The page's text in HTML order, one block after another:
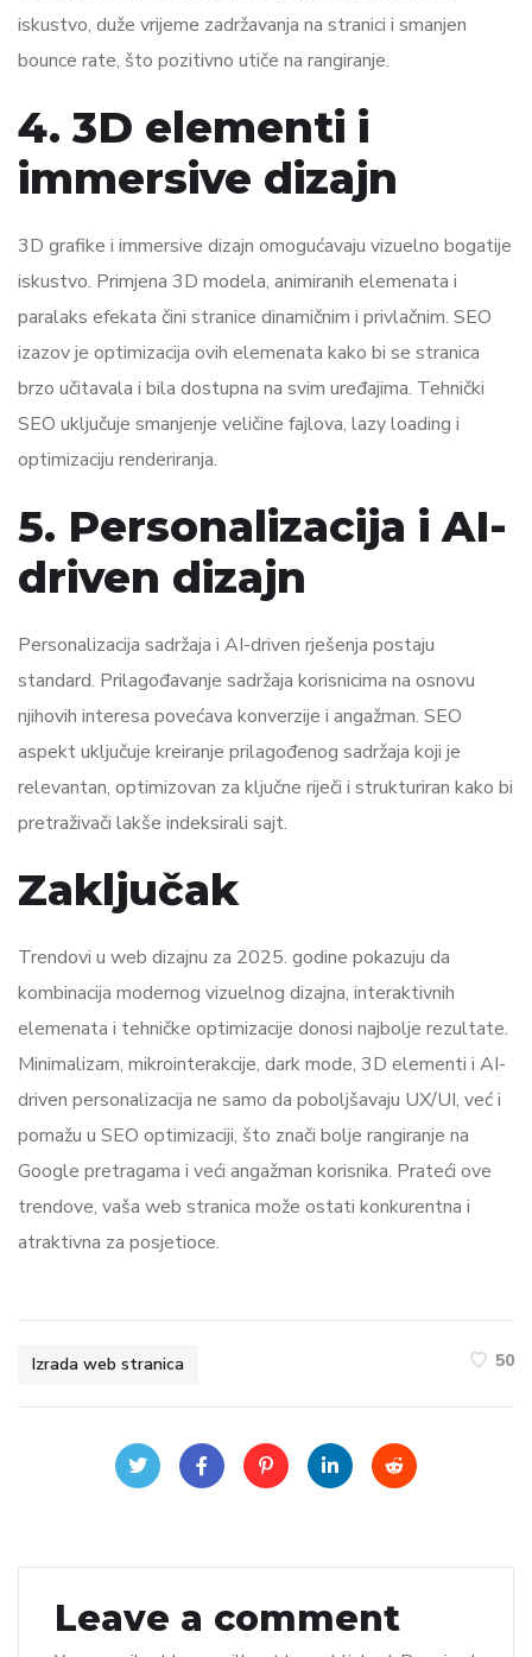
iskustvo, duže vrijeme zadržavanja na stranici i smanjen
bounce rate, što pozitivno utiče na rangiranje.
4. 3D elementi i
immersive dizajn
3D grafike i immersive dizajn omogućavaju vizuelno bogatije
iskustvo. Primjena 3D modela, animiranih elemenata i
paralaks efekata čini stranice dinamičnim i privlačnim. SEO
izazov je optimizacija ovih elemenata kako bi se stranica
brzo učitavala i bila dostupna na svim uređajima. Tehnički
SEO uključuje smanjenje veličine fajlova, lazy loading i
optimizaciju renderiranja.
5. Personalizacija i AI-
driven dizajn
Personalizacija sadržaja i AI-driven rješenja postaju
standard. Prilagođavanje sadržaja korisnicima na osnovu
njihovih interesa povećava konverzije i angažman. SEO
aspekt uključuje kreiranje prilagođenog sadržaja koji je
relevantan, optimizovan za ključne riječi i strukturiran kako bi
pretraživači lakše indeksirali sajt.
Zaključak
Trendovi u web dizajnu za 2025. godine pokazuju da
kombinacija modernog vizuelnog dizajna, interaktivnih
elemenata i tehničke optimizacije donosi najbolje rezultate.
Minimalizam, mikrointerakcije, dark mode, 3D elementi i AI-
driven personalizacija ne samo da poboljšavaju UX/UI, već i
pomažu u SEO optimizaciji, što znači bolje rangiranje na
Google pretragama i veći angažman korisnika. Prateći ove
trendove, vaša web stranica može ostati konkurentna i
atraktivna za posjetioce.
Izrada web stranica 50
Leave a comment